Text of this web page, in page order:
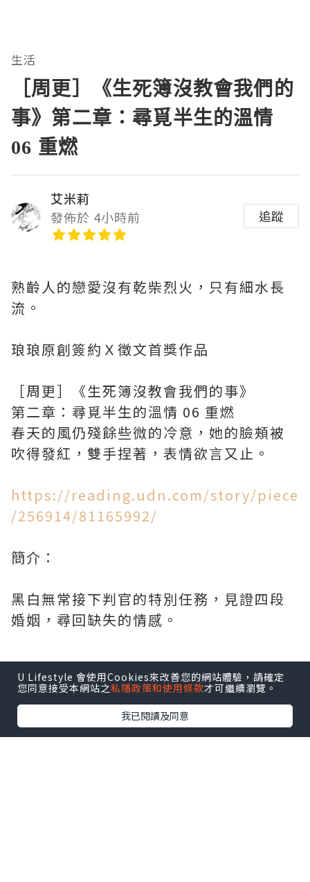
U Lifestyle 會使用Cookies來改善您的網站體驗，請確定
您同意接受本網站之私隱政策和使用條款才可繼續瀏覽。
我已閱讀及同意
生活
［周更］《生死簿沒教會我們的
事》第二章：尋覓半生的溫情
06 重燃
艾米莉
發佈於 4小時前
追蹤
熟齡人的戀愛沒有乾柴烈火，只有細水長
流。
琅琅原創簽約Ｘ徵文首獎作品
［周更］《生死簿沒教會我們的事》
第二章：尋覓半生的溫情 06 重燃
春天的風仍殘餘些微的冷意，她的臉頰被
吹得發紅，雙手捏著，表情欲言又止。
https://reading.udn.com/story/piece
/256914/81165992/
簡介：
黑白無常接下判官的特別任務，見證四段
婚姻，尋回缺失的情感。
*本站之內容由作者所提供，並不代表本站的立場。因此本站對
所有博客的立場、真實性、準確性及完整性不負任何法律責
任。